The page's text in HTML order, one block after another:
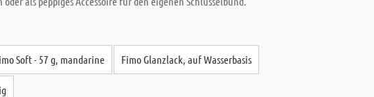
Soft - 57 g, mandarine Fimo Glanzlack, auf Wasserbasis